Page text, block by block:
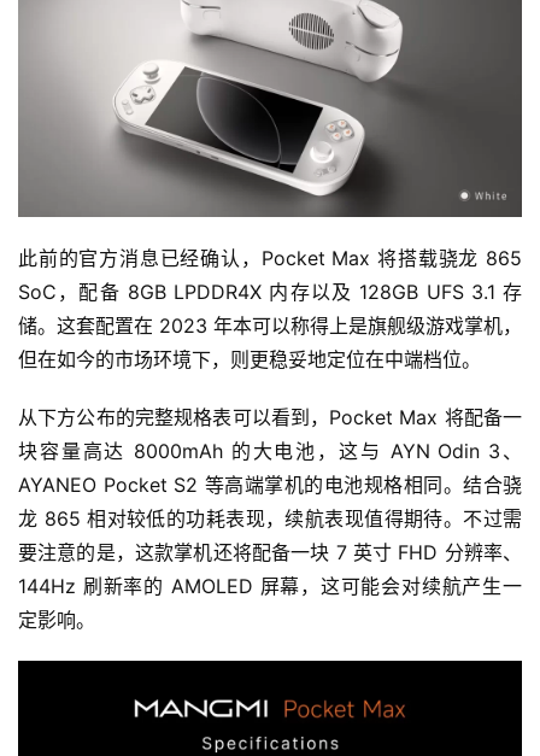
此前的官方消息已经确认，Pocket Max 将搭载骁龙 865
SoC，配备 8GB LPDDR4X 内存以及 128GB UFS 3.1 存
储。这套配置在 2023 年本可以称得上是旗舰级游戏掌机，
但在如今的市场环境下，则更稳妥地定位在中端档位。
从下方公布的完整规格表可以看到，Pocket Max 将配备一
块容量高达 8000mAh 的大电池，这与 AYN Odin 3、
AYANEO Pocket S2 等高端掌机的电池规格相同。结合骁
龙 865 相对较低的功耗表现，续航表现值得期待。不过需
要注意的是，这款掌机还将配备一块 7 英寸 FHD 分辨率、
144Hz 刷新率的 AMOLED 屏幕，这可能会对续航产生一
定影响。